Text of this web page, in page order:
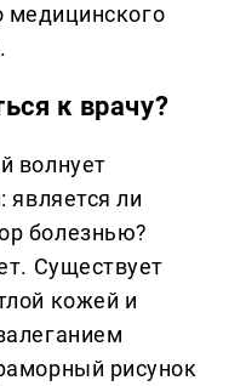
медицинского
к врачу?
волнует
является ли
болезнью?
Существует
кожей и
рисунок